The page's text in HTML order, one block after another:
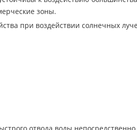
зоны.
при воздействии солнечных